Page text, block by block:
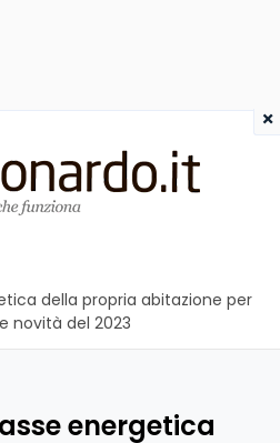
della propria abitazione per
novità del 2023
energetica
×